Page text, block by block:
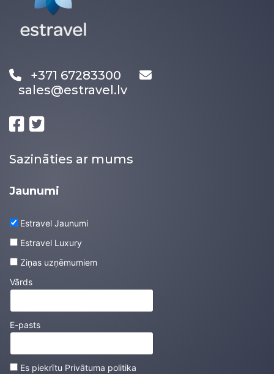
+371 67283300
sales@estravel.lv
Sazināties ar mums
Jaunumi
Estravel Jaunumi
Estravel Luxury
Ziņas uzņēmumiem
Vārds
E-pasts
Es piekrītu Privātuma politika